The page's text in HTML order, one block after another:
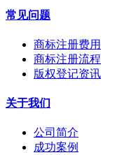
常见问题
商标注册费用
商标注册流程
版权登记资讯
关于我们
公司简介
成功案例